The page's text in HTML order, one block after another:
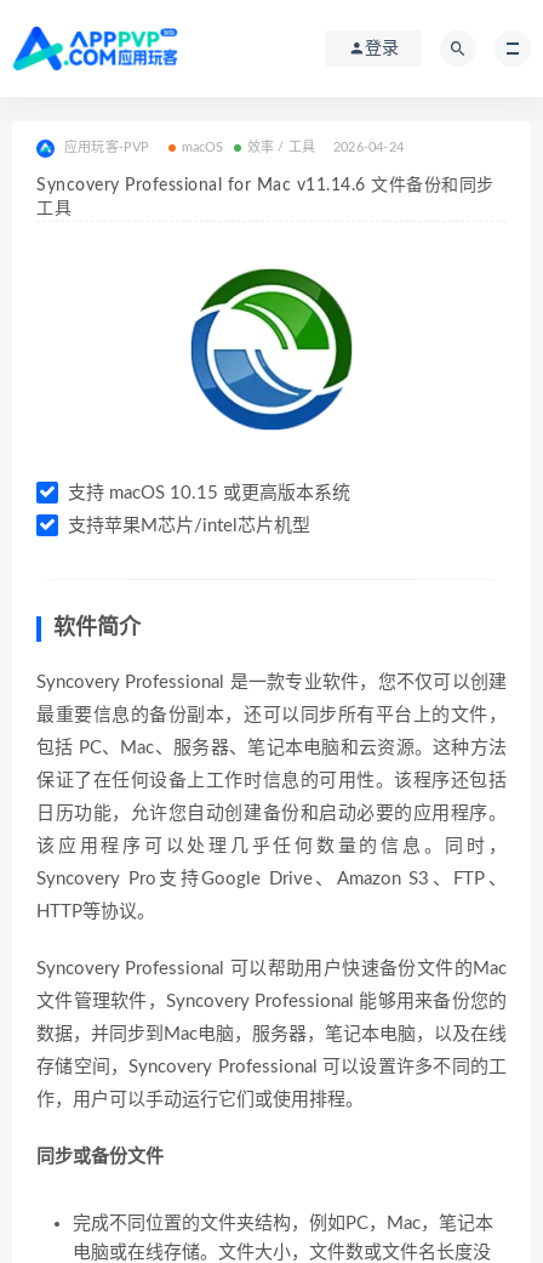
登录
应用玩客-PVP macOS 效率 / 工具 2026-04-24
Syncovery Professional for Mac v11.14.6 文件备份和同步
工具
支持 macOS 10.15 或更高版本系统
支持苹果M芯片/intel芯片机型
软件简介
Syncovery Professional 是一款专业软件，您不仅可以创建
最重要信息的备份副本，还可以同步所有平台上的文件，
包括 PC、Mac、服务器、笔记本电脑和云资源。这种方法
保证了在任何设备上工作时信息的可用性。该程序还包括
日历功能，允许您自动创建备份和启动必要的应用程序。
该应用程序可以处理几乎任何数量的信息。同时，
Syncovery Pro支持Google Drive、Amazon S3、FTP、
HTTP等协议。
Syncovery Professional 可以帮助用户快速备份文件的Mac
文件管理软件，Syncovery Professional 能够用来备份您的
数据，并同步到Mac电脑，服务器，笔记本电脑，以及在线
存储空间，Syncovery Professional 可以设置许多不同的工
作，用户可以手动运行它们或使用排程。
同步或备份文件
完成不同位置的文件夹结构，例如PC，Mac，笔记本
电脑或在线存储。文件大小，文件数或文件名长度没